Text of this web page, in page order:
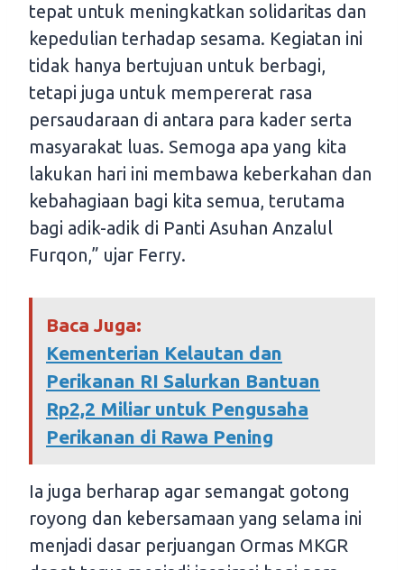
tepat untuk meningkatkan solidaritas dan
kepedulian terhadap sesama. Kegiatan ini
tidak hanya bertujuan untuk berbagi,
tetapi juga untuk mempererat rasa
persaudaraan di antara para kader serta
masyarakat luas. Semoga apa yang kita
lakukan hari ini membawa keberkahan dan
kebahagiaan bagi kita semua, terutama
bagi adik-adik di Panti Asuhan Anzalul
Furqon,” ujar Ferry.
Baca Juga:
Kementerian Kelautan dan
Perikanan RI Salurkan Bantuan
Rp2,2 Miliar untuk Pengusaha
Perikanan di Rawa Pening
Ia juga berharap agar semangat gotong
royong dan kebersamaan yang selama ini
menjadi dasar perjuangan Ormas MKGR